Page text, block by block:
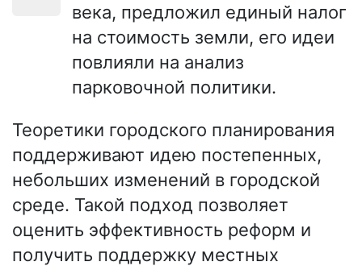
века, предложил единый налог
на стоимость земли, его идеи
повлияли на анализ
парковочной политики.
Теоретики городского планирования
поддерживают идею постепенных,
небольших изменений в городской
среде. Такой подход позволяет
оценить эффективность реформ и
получить поддержку местных